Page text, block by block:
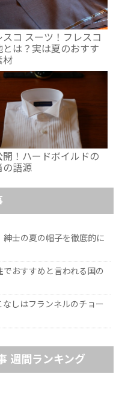
スコ スーツ！フレスコ
とは？実は夏のおすす
材
開！ハードボイルドの
の語源
士の夏の帽子を徹底的に
おすすめと言われる国の
しはフランネルのチョー
週間ランキング